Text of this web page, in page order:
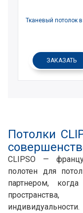
Тканевый потолок
ЗАКАЗАТЬ
Потолки
CLIPSO —
полотен для
партнером,